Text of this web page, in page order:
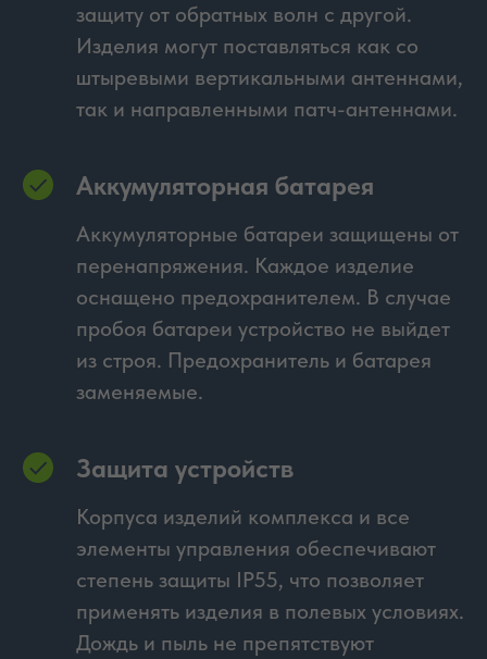
защиту от обратных волн с другой.
Изделия могут поставляться как со
штыревыми вертикальными антеннами,
так и направленными патч-антеннами.
Аккумуляторная батарея
Аккумуляторные батареи защищены от
перенапряжения. Каждое изделие
оснащено предохранителем. В случае
пробоя батареи устройство не выйдет
из строя. Предохранитель и батарея
заменяемые.
Защита устройств
Корпуса изделий комплекса и все
элементы управления обеспечивают
степень защиты IP55, что позволяет
применять изделия в полевых условиях.
Дождь и пыль не препятствуют